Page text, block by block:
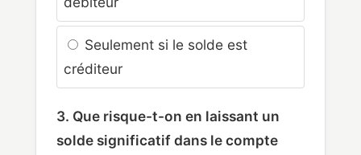
Seulement si le solde est
créditeur
3. Que risque-t-on en laissant un
solde significatif dans le compte